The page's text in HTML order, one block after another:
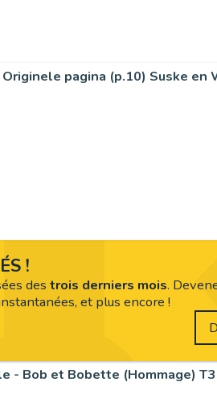
!
des trois derniers mois.
et plus encore !